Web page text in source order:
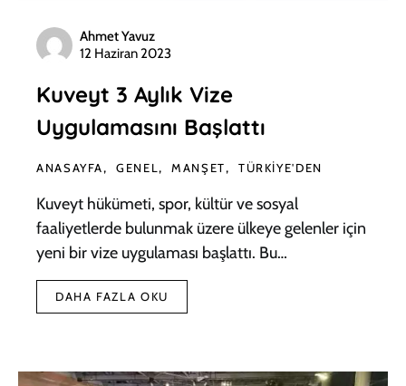
Ahmet Yavuz
12 Haziran 2023
Kuveyt 3 Aylık Vize
Uygulamasını Başlattı
ANASAYFA GENEL MANŞET TÜRKIYE'DEN
Kuveyt hükümeti, spor, kültür ve sosyal
faaliyetlerde bulunmak üzere ülkeye gelenler için
yeni bir vize uygulaması başlattı. Bu…
DAHA FAZLA OKU